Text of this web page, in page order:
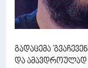
გადაცემა
და ამავდროულად